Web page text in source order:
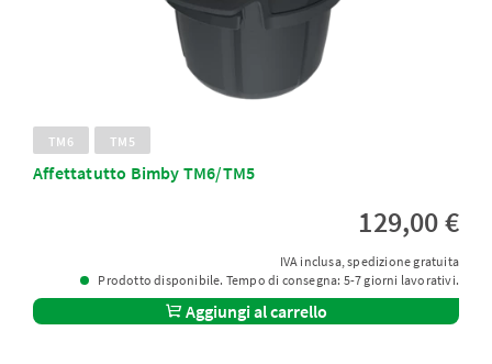
TM6 TM5
Affettatutto Bimby TM6/TM5
129,00 €
IVA inclusa, spedizione gratuita
Prodotto disponibile. Tempo di consegna: 5-7 giorni lavorativi.
Aggiungi al carrello